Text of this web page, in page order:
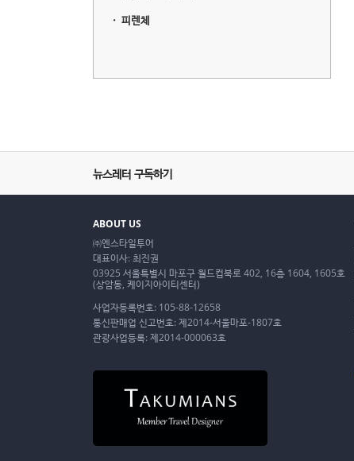
ㆍ 피렌체
뉴스레터 구독하기
ABOUT US
㈜엔스타일투어
대표이사: 최진권
03925 서울특별시 마포구 월드컵북로 402, 16층 1604, 1605호
(상암동, 케이지아이티센터)
사업자등록번호: 105-88-12658
통신판매업 신고번호: 제2014-서울마포-1807호
관광사업등록: 제2014-000063호